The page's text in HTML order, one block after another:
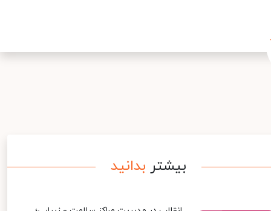
بیشتر بدانید